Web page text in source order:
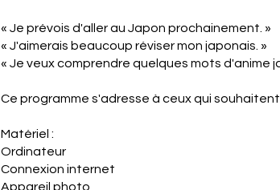
« Je prévois d'aller au Japon prochainement. »
« J'aimerais beaucoup réviser mon japonais. »
« Je veux comprendre quelques mots d'anime
Ce programme s'adresse à ceux qui
Matériel :
Ordinateur
Connexion internet
Appareil photo